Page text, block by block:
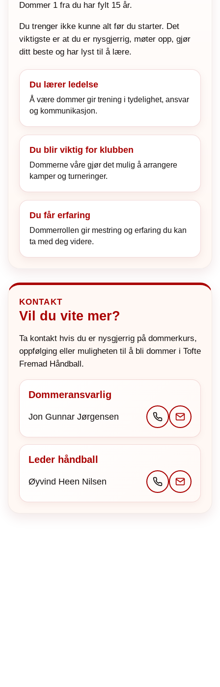
Dommer 1 fra du har fylt 15 år.
Du trenger ikke kunne alt før du starter. Det
viktigste er at du er nysgjerrig, møter opp, gjør
ditt beste og har lyst til å lære.
Du lærer ledelse
Å være dommer gir trening i tydelighet, ansvar
og kommunikasjon.
Du blir viktig for klubben
Dommerne våre gjør det mulig å arrangere
kamper og turneringer.
Du får erfaring
Dommerrollen gir mestring og erfaring du kan
ta med deg videre.
KONTAKT
Vil du vite mer?
Ta kontakt hvis du er nysgjerrig på dommerkurs,
oppfølging eller muligheten til å bli dommer i Tofte
Fremad Håndball.
Dommeransvarlig
Jon Gunnar Jørgensen
Leder håndball
Øyvind Heen Nilsen